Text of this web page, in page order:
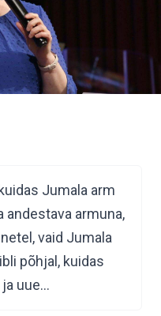
Jumala arm
andestava armuna,
vaid Jumala
põhjal, kuidas
uue…